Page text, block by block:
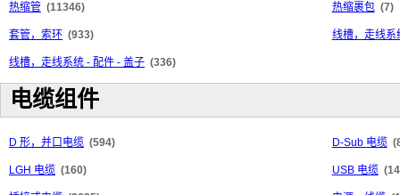
热缩管 (11346) 热缩裹包 (7)
套管，索环 (933) 线槽，走线系
线槽，走线系统 - 配件 - 盖子 (336)
电缆组件
D 形，并口电缆 (594) D-Sub 电缆
LGH 电缆 (160) USB 电缆